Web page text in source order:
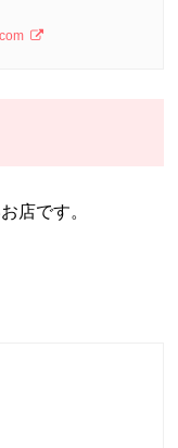
店です。